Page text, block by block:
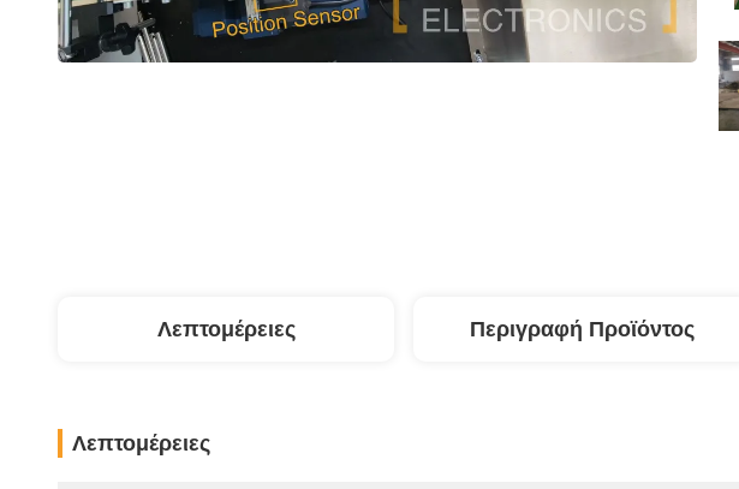
Λεπτομέρειες Περιγραφή Προϊόντος
Λεπτομέρειες